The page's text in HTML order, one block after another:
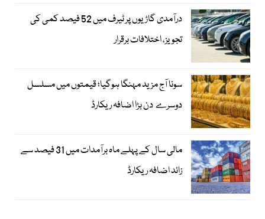
درآمدی گاڑیوں پر ٹیرف میں 52 فیصد کمی کی
تجویز، اختلافات برقرار
سونا آج مزید مہنگا ہوگیا؛ قیمتوں میں مسلسل
دوسرے دن بڑا اضافہ ریکارڈ
مالی سال کے پہلے ماہ برآمدات میں 31 فیصد سے
زائد اضافہ ریکارڈ